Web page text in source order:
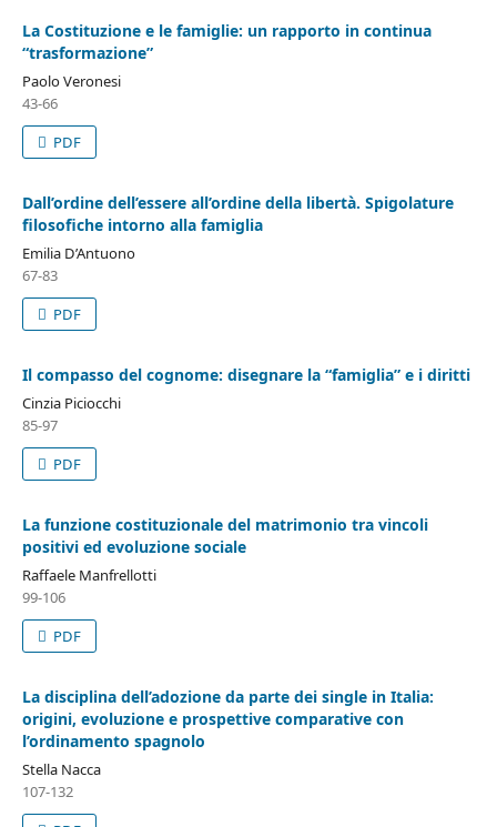
La Costituzione e le famiglie: un rapporto in continua
“trasformazione”
Paolo Veronesi
43-66
PDF
Dall’ordine dell’essere all’ordine della libertà. Spigolature
filosofiche intorno alla famiglia
Emilia D’Antuono
67-83
PDF
Il compasso del cognome: disegnare la “famiglia” e i diritti
Cinzia Piciocchi
85-97
PDF
La funzione costituzionale del matrimonio tra vincoli
positivi ed evoluzione sociale
Raffaele Manfrellotti
99-106
PDF
La disciplina dell’adozione da parte dei single in Italia:
origini, evoluzione e prospettive comparative con
l’ordinamento spagnolo
Stella Nacca
107-132